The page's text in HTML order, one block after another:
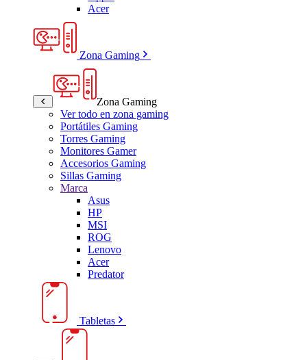
Acer
Zona Gaming
Zona Gaming
Ver todo en zona gaming
Portátiles Gaming
Torres Gaming
Monitores Gamer
Accesorios Gaming
Sillas Gaming
Marca
Asus
HP
MSI
ROG
Lenovo
Acer
Predator
Tabletas